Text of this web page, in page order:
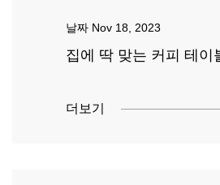
날짜 Nov 18, 2023
집에 딱 맞는 커피 테이
더보기